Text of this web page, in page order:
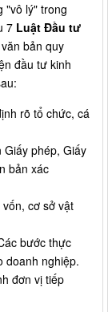
"vô lý" trong
7 Luật Đầu tư
bản quy
đầu tư kinh
rõ tổ chức, cá
Giấy phép, Giấy
bản xác
cơ sở vật
bước thực
doanh nghiệp.
đơn vị tiếp